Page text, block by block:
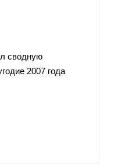
сводную
2007 года